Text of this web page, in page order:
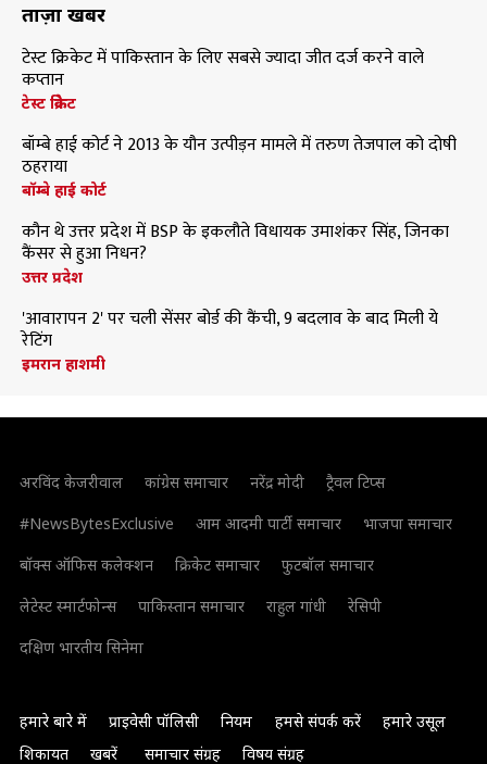
ताज़ा खबरें
टेस्ट क्रिकेट में पाकिस्तान के लिए सबसे ज्यादा जीत दर्ज करने वाले
कप्तान
टेस्ट क्रिकेट
बॉम्बे हाई कोर्ट ने 2013 के यौन उत्पीड़न मामले में तरुण तेजपाल को दोषी
ठहराया
बॉम्बे हाई कोर्ट
कौन थे उत्तर प्रदेश में BSP के इकलौते विधायक उमाशंकर सिंह, जिनका
कैंसर से हुआ निधन?
उत्तर प्रदेश
'आवारापन 2' पर चली सेंसर बोर्ड की कैंची, 9 बदलाव के बाद मिली ये
रेटिंग
इमरान हाशमी
अरविंद केजरीवाल कांग्रेस समाचार नरेंद्र मोदी
ट्रैवल टिप्स
#NewsBytesExclusive
आम आदमी पार्टी समाचार
भाजपा समाचार
बॉक्स ऑफिस कलेक्शन
क्रिकेट समाचार
फुटबॉल समाचार
लेटेस्ट स्मार्टफोन्स
पाकिस्तान समाचार राहुल गांधी
रेसिपी
दक्षिण भारतीय सिनेमा
हमारे बारे में प्राइवेसी पॉलिसी नियम हमसे संपर्क करें
हमारे उसूल
शिकायत
खबरें समाचार संग्रह विषय संग्रह